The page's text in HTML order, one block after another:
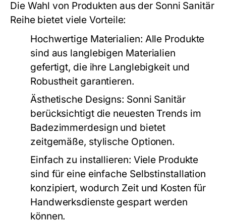
Die Wahl von Produkten aus der Sonni Sanitär
Reihe bietet viele Vorteile:
Hochwertige Materialien: Alle Produkte
sind aus langlebigen Materialien
gefertigt, die ihre Langlebigkeit und
Robustheit garantieren.
Ästhetische Designs: Sonni Sanitär
berücksichtigt die neuesten Trends im
Badezimmerdesign und bietet
zeitgemäße, stylische Optionen.
Einfach zu installieren: Viele Produkte
sind für eine einfache Selbstinstallation
konzipiert, wodurch Zeit und Kosten für
Handwerksdienste gespart werden
können.